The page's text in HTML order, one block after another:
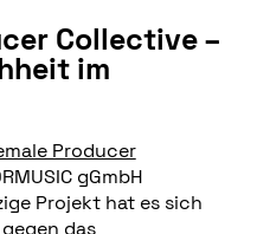
Collective –
im
Producer
gGmbH
Projekt hat es sich
das